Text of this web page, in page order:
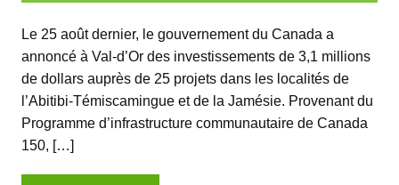
Le 25 août dernier, le gouvernement du Canada a
annoncé à Val-d’Or des investissements de 3,1 millions
de dollars auprès de 25 projets dans les localités de
l’Abitibi-Témiscamingue et de la Jamésie. Provenant du
Programme d’infrastructure communautaire de Canada
150, […]